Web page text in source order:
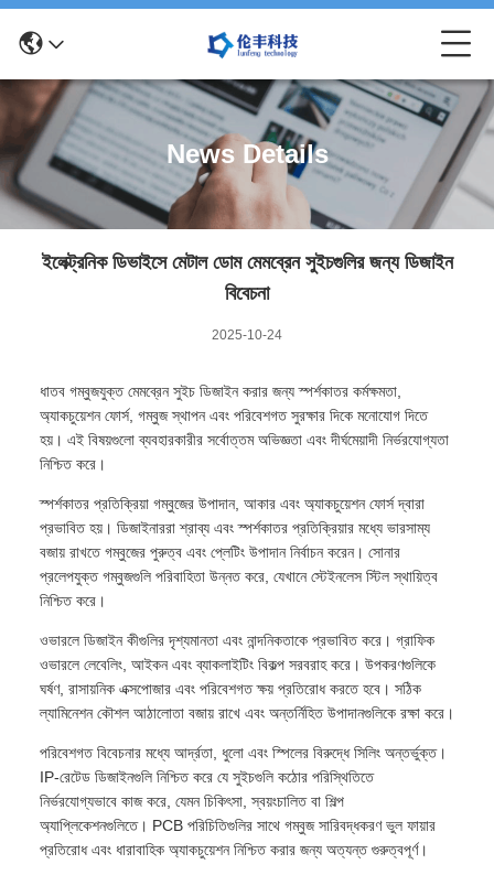
News Details
ইলেক্ট্রনিক ডিভাইসে মেটাল ডোম মেমব্রেন সুইচগুলির জন্য ডিজাইন
বিবেচনা
2025-10-24
ধাতব গম্বুজযুক্ত মেমব্রেন সুইচ ডিজাইন করার জন্য স্পর্শকাতর কর্মক্ষমতা,
অ্যাকচুয়েশন ফোর্স, গম্বুজ স্থাপন এবং পরিবেশগত সুরক্ষার দিকে মনোযোগ দিতে
হয়। এই বিষয়গুলো ব্যবহারকারীর সর্বোত্তম অভিজ্ঞতা এবং দীর্ঘমেয়াদী নির্ভরযোগ্যতা
নিশ্চিত করে।
স্পর্শকাতর প্রতিক্রিয়া গম্বুজের উপাদান, আকার এবং অ্যাকচুয়েশন ফোর্স দ্বারা
প্রভাবিত হয়। ডিজাইনাররা শ্রাব্য এবং স্পর্শকাতর প্রতিক্রিয়ার মধ্যে ভারসাম্য
বজায় রাখতে গম্বুজের পুরুত্ব এবং প্লেটিং উপাদান নির্বাচন করেন। সোনার
প্রলেপযুক্ত গম্বুজগুলি পরিবাহিতা উন্নত করে, যেখানে স্টেইনলেস স্টিল স্থায়িত্ব
নিশ্চিত করে।
ওভারলে ডিজাইন কীগুলির দৃশ্যমানতা এবং নান্দনিকতাকে প্রভাবিত করে। গ্রাফিক
ওভারলে লেবেলিং, আইকন এবং ব্যাকলাইটিং বিকল্প সরবরাহ করে। উপকরণগুলিকে
ঘর্ষণ, রাসায়নিক এক্সপোজার এবং পরিবেশগত ক্ষয় প্রতিরোধ করতে হবে। সঠিক
ল্যামিনেশন কৌশল আঠালোতা বজায় রাখে এবং অন্তর্নিহিত উপাদানগুলিকে রক্ষা করে।
পরিবেশগত বিবেচনার মধ্যে আর্দ্রতা, ধুলো এবং স্পিলের বিরুদ্ধে সিলিং অন্তর্ভুক্ত।
IP-রেটেড ডিজাইনগুলি নিশ্চিত করে যে সুইচগুলি কঠোর পরিস্থিতিতে
নির্ভরযোগ্যভাবে কাজ করে, যেমন চিকিৎসা, স্বয়ংচালিত বা শিল্প
অ্যাপ্লিকেশনগুলিতে। PCB পরিচিতিগুলির সাথে গম্বুজ সারিবদ্ধকরণ ভুল ফায়ার
প্রতিরোধ এবং ধারাবাহিক অ্যাকচুয়েশন নিশ্চিত করার জন্য অত্যন্ত গুরুত্বপূর্ণ।